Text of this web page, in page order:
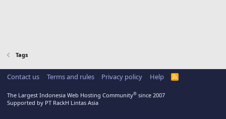
Tags
Contact us Terms and rules Privacy policy Help
R
The Largest Indonesia Web Hosting Community® since 2007
Supported by PT RackH Lintas Asia